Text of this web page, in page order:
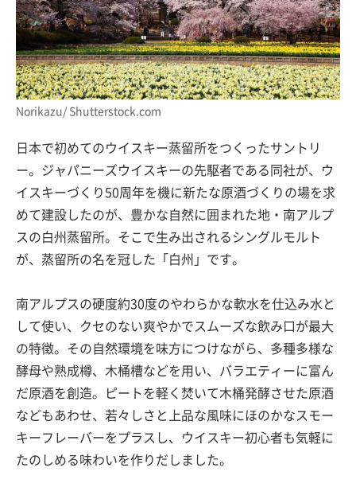
Norikazu/ Shutterstock.com
日本で初めてのウイスキー蒸留所をつくったサントリ
ー。ジャパニーズウイスキーの先駆者である同社が、ウ
イスキーづくり50周年を機に新たな原酒づくりの場を求
めて建設したのが、豊かな自然に囲まれた地・南アルプ
スの白州蒸留所。そこで生み出されるシングルモルト
が、蒸留所の名を冠した「白州」です。
南アルプスの硬度約30度のやわらかな軟水を仕込み水と
して使い、クセのない爽やかでスムーズな飲み口が最大
の特徴。その自然環境を味方につけながら、多種多様な
酵母や熟成樽、木桶槽などを用い、バラエティーに富ん
だ原酒を創造。ピートを軽く焚いて木桶発酵させた原酒
などもあわせ、若々しさと上品な風味にほのかなスモー
キーフレーバーをプラスし、ウイスキー初心者も気軽に
たのしめる味わいを作りだしました。